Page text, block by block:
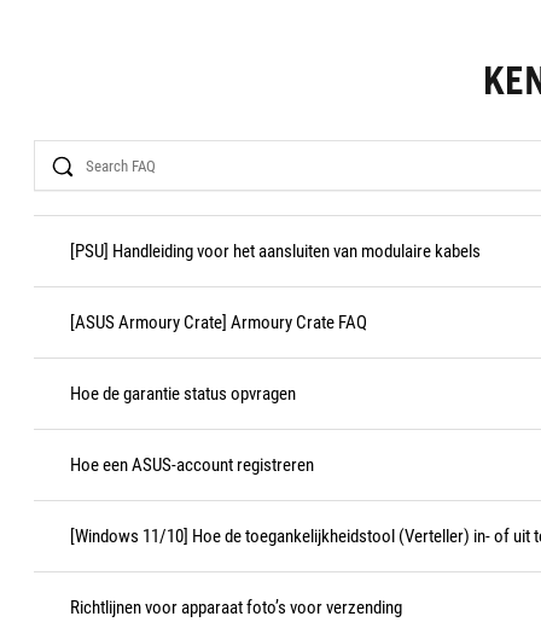
Search
[PSU] Handleiding voor het aansluiten van modulaire kabels
[ASUS Armoury Crate] Armoury Crate FAQ
Hoe de garantie status opvragen
Hoe een ASUS-account registreren
[Windows 11/10] Hoe de toegankelijkheidstool (Verteller) in- of uit
Richtlijnen voor apparaat foto’s voor verzending